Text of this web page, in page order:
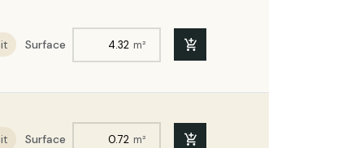
Surface m²
Surface m²